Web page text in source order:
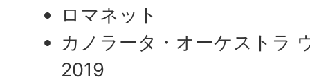
ロマネット
カノラータ・オーケストラ
2019